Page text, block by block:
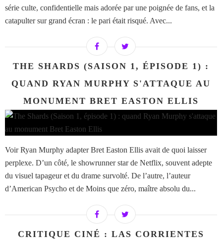
série culte, confidentielle mais adorée par une poignée de fans, et la
catapulter sur grand écran : le pari était risqué. Avec...
THE SHARDS (SAISON 1, ÉPISODE 1) :
QUAND RYAN MURPHY S'ATTAQUE AU
MONUMENT BRET EASTON ELLIS
Voir Ryan Murphy adapter Bret Easton Ellis avait de quoi laisser
perplexe. D’un côté, le showrunner star de Netflix, souvent adepte
du visuel tapageur et du drame survolté. De l’autre, l’auteur
d’American Psycho et de Moins que zéro, maître absolu du...
CRITIQUE CINÉ : LAS CORRIENTES